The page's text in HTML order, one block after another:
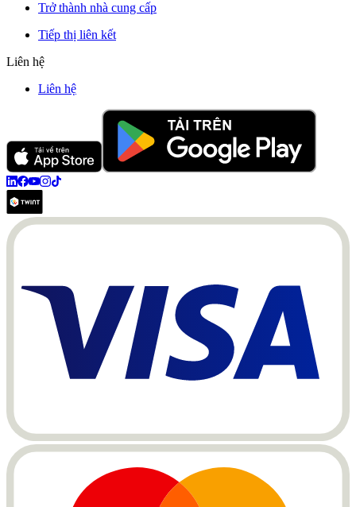
Trở thành nhà cung cấp
Tiếp thị liên kết
Liên hệ
Liên hệ